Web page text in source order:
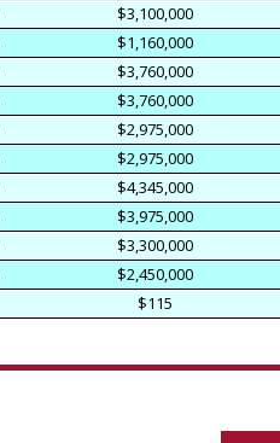
$3,100,000
$1,160,000
$3,760,000
$3,760,000
$2,975,000
$2,975,000
$4,345,000
$3,975,000
$3,300,000
$2,450,000
$115